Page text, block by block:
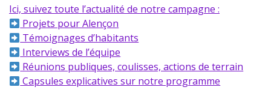
Ici, suivez toute l’actualité de notre campagne :
Projets pour Alençon
Témoignages d’habitants
Interviews de l’équipe
Réunions publiques, coulisses, actions de terrain
Capsules explicatives sur notre programme